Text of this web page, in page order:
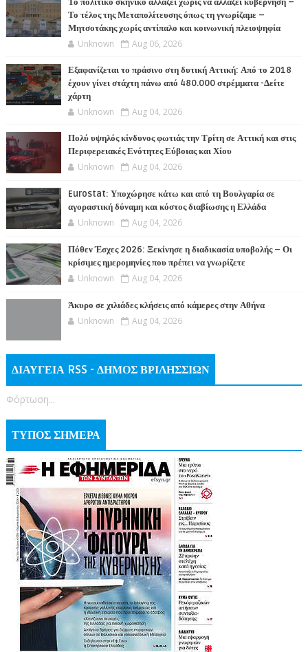
Το τέλος της Μεταπολίτευσης όπως τη γνωρίζαμε –
Μητσοτάκης χωρίς αντίπαλο και κοινωνική πλειοψηφία
Unknown Aug 06, 2026
Εξαφανίζεται το πράσινο στη δυτική Αττική: Από το 2018
έχουν γίνει στάχτη πάνω από 480.000 στρέμματα -Δείτε
χάρτη
Unknown Aug 04, 2026
Πολύ υψηλός κίνδυνος φωτιάς την Τρίτη σε Αττική και στις
Περιφερειακές Ενότητες Εύβοιας και Χίου
Unknown Aug 04, 2026
Eurostat: Υποχώρησε κάτω και από τη Βουλγαρία σε
αγοραστική δύναμη και κόστος διαβίωσης η Ελλάδα
Unknown Aug 04, 2026
Πόθεν Έσχες 2026: Ξεκίνησε η διαδικασία υποβολής – Οι
κρίσιμες ημερομηνίες που πρέπει να γνωρίζετε
Unknown Aug 04, 2026
Άκυρο σε χιλιάδες κλήσεις από κάμερες στην Αθήνα
Unknown Aug 04, 2026
ΔΙΑΥΓΕΙΑ RSS - ΔΗΜΟΣ ΒΡΙΛΗΣΣΙΩΝ
Φόρτωση...
ΤΥΠΟΣ ΣΗΜΕΡΑ